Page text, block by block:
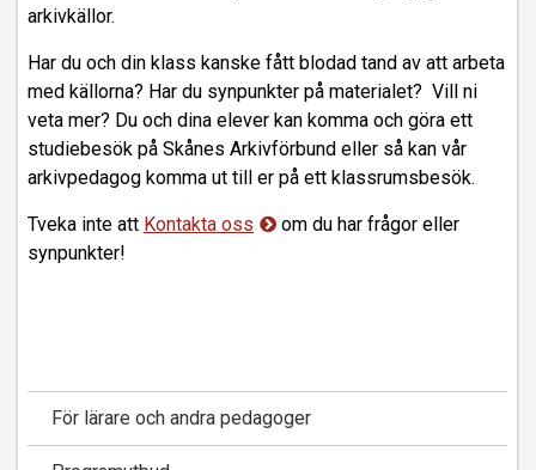
arkivkällor.
Har du och din klass kanske fått blodad tand av att arbeta
med källorna? Har du synpunkter på materialet? Vill ni
veta mer? Du och dina elever kan komma och göra ett
studiebesök på Skånes Arkivförbund eller så kan vår
arkivpedagog komma ut till er på ett klassrumsbesök.
Tveka inte att Kontakta oss
om du har frågor eller
synpunkter!
För lärare och andra pedagoger